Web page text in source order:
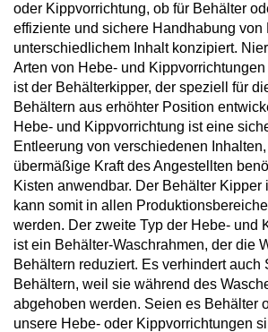
oder Kippvorrichtung, ob für Behälter
effiziente und sichere Handhabung von
unterschiedlichem Inhalt konzipiert.
Arten von Hebe- und
ist der Behälterkipper, der speziell für
Behältern aus erhöhter Position
Hebe- und Kippvorrichtung ist eine
Entleerung von verschiedenen
übermäßige Kraft des Angestellten
Kisten anwendbar. Der Behälter Kipper
kann somit in allen
werden. Der zweite Typ der Hebe- und
ist ein Behälter-Waschrahmen, der die
Behältern reduziert. Es verhindert auch
Behältern, weil sie während des
abgehoben werden. Seien es Behälter
unsere Hebe- oder Kippvorrichtungen